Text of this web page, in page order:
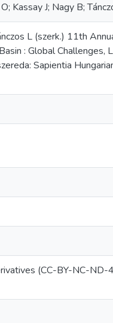
Kassay J; Nagy B;
L (szerk.) 11th
: Global
Sapientia
(CC-BY-NC-